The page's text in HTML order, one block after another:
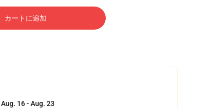
カートに追加
Aug. 16 - Aug. 23